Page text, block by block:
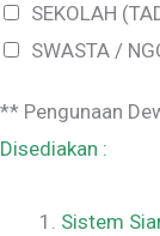
SEKOLAH
SWASTA /
** Pengunaan
Disediakan :
Sistem